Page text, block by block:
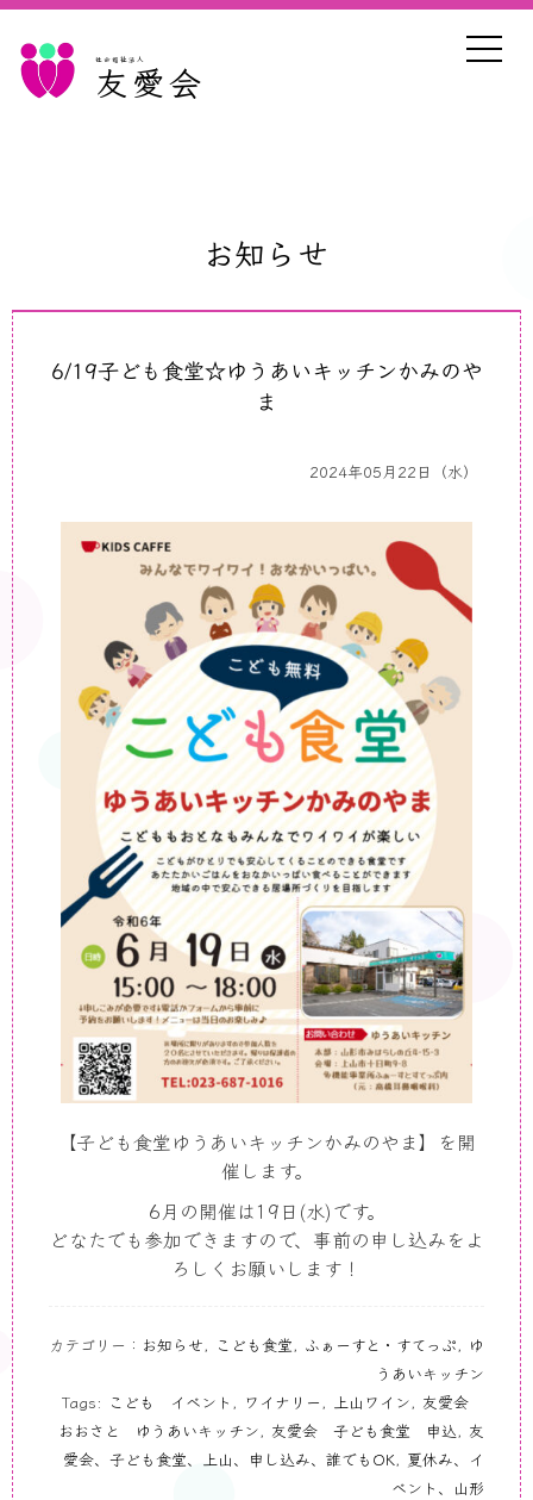
社会福祉法人
友愛会
お知らせ
6/19子ども食堂☆ゆうあいキッチンかみのや
ま
2024年05月22日（水）
【子ども食堂ゆうあいキッチンかみのやま】を開
催します。
6月の開催は19日(水)です。
どなたでも参加できますので、事前の申し込みをよ
ろしくお願いします！
カテゴリー： お知らせ, こども食堂, ふぁーすと・すてっぷ, ゆ
うあいキッチン
Tags: こども イベント , ワイナリー , 上山ワイン, 友愛会
おおさと ゆうあいキッチン, 友愛会 子ども食堂 申込, 友
愛会、子ども食堂、上山、申し込み、誰でもOK, 夏休み、イ
ベント、山形